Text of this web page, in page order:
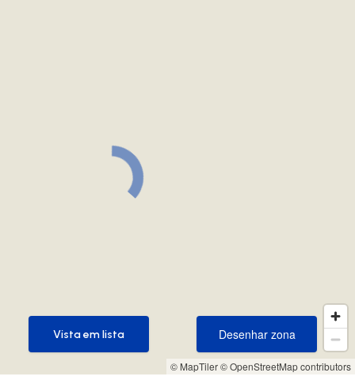
© MapTiler© OpenStreetMap contributors
Desenhar zona
Desenhar zona
Vista em lista
Vista em lista